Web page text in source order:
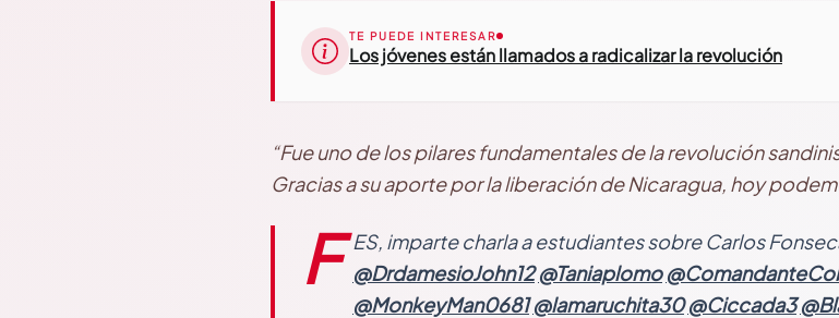
TE PUEDE INTERESAR
Los jóvenes están llamados a radicalizar la revolución
“Fue uno de los pilares fundamentales de la revolución
Gracias a suaporte por la liberación de Nicaragua, hoy
F ES, imparte charla a estudiantes sobre Carlos
@DrdamesioJohn12 @Taniaplomo
@MonkeyMan0681 @lamaruchita30 @Ciccada3